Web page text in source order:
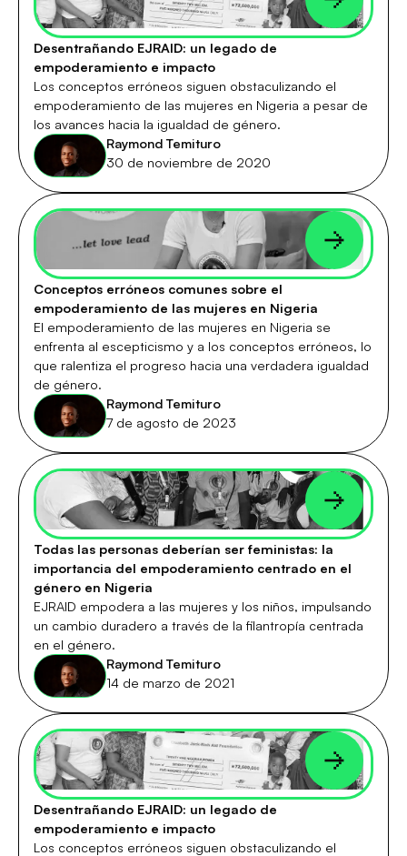
Desentrañando EJRAID: un legado de
empoderamiento e impacto
Los conceptos erróneos siguen obstaculizando el
empoderamiento de las mujeres en Nigeria a pesar de
los avances hacia la igualdad de género.
Raymond Temituro
30 de noviembre de 2020
Conceptos erróneos comunes sobre el
empoderamiento de las mujeres en Nigeria
El empoderamiento de las mujeres en Nigeria se
enfrenta al escepticismo y a los conceptos erróneos, lo
que ralentiza el progreso hacia una verdadera igualdad
de género.
Raymond Temituro
7 de agosto de 2023
Todas las personas deberían ser feministas: la
importancia del empoderamiento centrado en el
género en Nigeria
EJRAID empodera a las mujeres y los niños, impulsando
un cambio duradero a través de la filantropía centrada
en el género.
Raymond Temituro
14 de marzo de 2021
Desentrañando EJRAID: un legado de
empoderamiento e impacto
Los conceptos erróneos siguen obstaculizando el